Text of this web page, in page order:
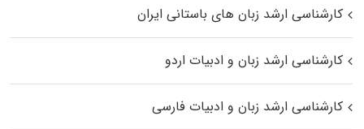
کارشناسی ارشد زبان‌ های باستانی ایران
کارشناسی ارشد زبان و ادبیات اردو
کارشناسی ارشد زبان و ادبیات فارسی